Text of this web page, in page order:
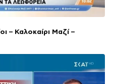
– Καλοκαίρι Μαζί –